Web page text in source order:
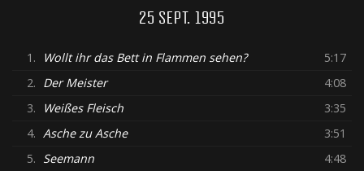
25 SEPT. 1995
1. Wollt ihr das Bett in Flammen sehen?
5:17
2. Der Meister
4:08
3.
Weißes Fleisch
3:35
4. Asche zu Asche
3:51
5. Seemann
4:48